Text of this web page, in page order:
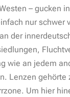
– gucken
nur schwer
der
wie an jedem
Lenzen gehörte
Um hier